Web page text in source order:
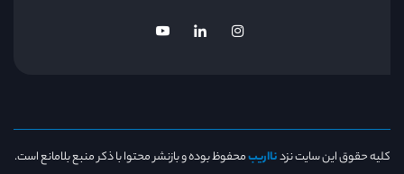
کلیه حقوق این سایت نزدنااریبمحفوظ بوده و بازنشر محتوا با ذکر منبع بلامانع است.